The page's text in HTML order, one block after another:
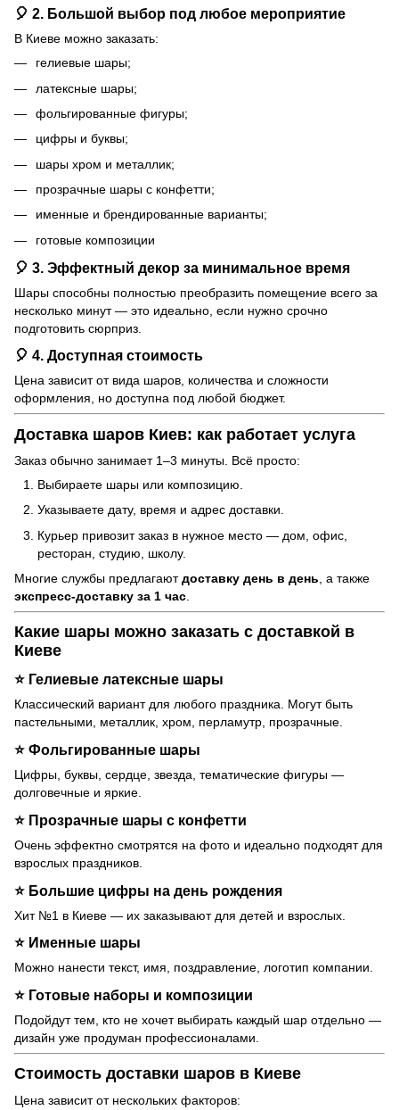
🎈 2. Большой выбор под любое мероприятие
В Киеве можно заказать:
гелиевые шары;
латексные шары;
фольгированные фигуры;
цифры и буквы;
шары хром и металлик;
прозрачные шары с конфетти;
именные и брендированные варианты;
готовые композиции
🎈 3. Эффектный декор за минимальное время
Шары способны полностью преобразить помещение всего за
несколько минут — это идеально, если нужно срочно
подготовить сюрприз.
🎈 4. Доступная стоимость
Цена зависит от вида шаров, количества и сложности
оформления, но доступна под любой бюджет.
Доставка шаров Киев: как работает услуга
Заказ обычно занимает 1–3 минуты. Всё просто:
Выбираете шары или композицию.
Указываете дату, время и адрес доставки.
Курьер привозит заказ в нужное место — дом, офис,
ресторан, студию, школу.
Многие службы предлагаютдоставку день в день , а также
экспресс-доставку за 1 час
Какие шары можно заказать с доставкой в
Киеве
⭐ Гелиевые латексные шары
Классический вариант для любого праздника. Могут быть
пастельными, металлик, хром, перламутр, прозрачные.
⭐ Фольгированные шары
Цифры, буквы, сердце, звезда, тематические фигуры —
долговечные и яркие.
⭐ Прозрачные шары с конфетти
Очень эффектно смотрятся на фото и идеально подходят для
взрослых праздников.
⭐ Большие цифры на день рождения
Хит №1 в Киеве — их заказывают для детей и взрослых.
⭐ Именные шары
Можно нанести текст, имя, поздравление, логотип компании.
⭐ Готовые наборы и композиции
Подойдут тем, кто не хочет выбирать каждый шар отдельно —
дизайн уже продуман профессионалами.
Стоимость доставки шаров в Киеве
Цена зависит от нескольких факторов: